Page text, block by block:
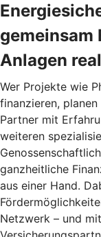
gemeinsam
Anlagen
Wer Projekte wie
finanzieren,
Partner mit
weiteren
ganzheitliche
aus einer Hand.
Netzwerk – und